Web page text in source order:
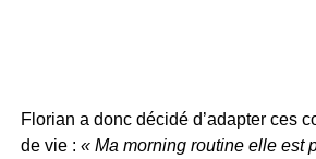
Florian a donc décidé d’adapter ces
de vie : « Ma morning routine elle est